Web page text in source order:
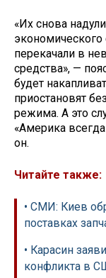
«Их снова
экономического
перекачали в
средства», —
будет
приостановят
режима. А это
«Америка
он.
Читайте также:
• СМИ: Киев
поставках
• Карасин
конфликта в